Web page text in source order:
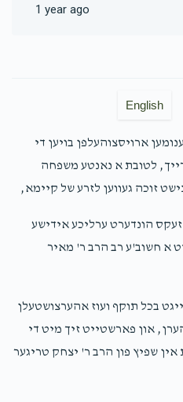
1 year ago
English
ארויסצוהעלפן בויען די
לטובת א נאנטע משפחה
זוכה געווען לזרע של קיימא,
הונדערט ערליכע אידישע
א חשוב'ע רב הרב ר' מאיר
בכל תוקף ועוז אהערצושטעלן
און פארשטייט זיך מיט די
שפיץ פון הרב ר' יצחק טריגער